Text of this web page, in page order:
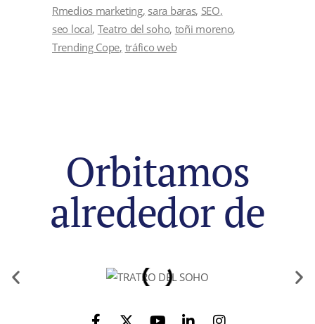
Rmedios marketing sara baras SEO
seo local Teatro del soho toñi moreno
Trending Cope tráfico web
Orbitamos
alrededor de